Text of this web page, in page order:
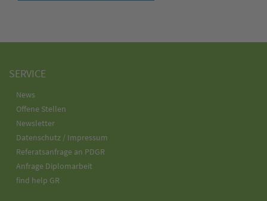
SERVICE
News
Offene Stellen
Newsletter
Datenschutz / Impressum
Referatsanfrage an PDGR
Anfrage Diplomarbeit
find help GR